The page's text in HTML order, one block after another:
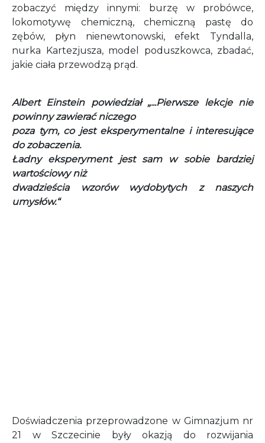
zobaczyć między innymi: burzę w probówce,
lokomotywę chemiczną, chemiczną pastę do
zębów, płyn nienewtonowski, efekt Tyndalla,
nurka Kartezjusza, model poduszkowca, zbadać,
jakie ciała przewodzą prąd.
Albert Einstein powiedział „...Pierwsze lekcje nie
powinny zawierać niczego
poza tym, co jest eksperymentalne i interesujące
do zobaczenia.
Ładny eksperyment jest sam w sobie bardziej
wartościowy niż
dwadzieścia wzorów wydobytych z naszych
umysłów.“
Doświadczenia przeprowadzone w Gimnazjum nr
21 w Szczecinie były okazją do rozwijania